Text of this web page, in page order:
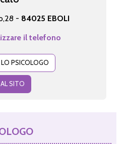
- 84025 EBOLI
il telefono
PSICOLOGO
SITO